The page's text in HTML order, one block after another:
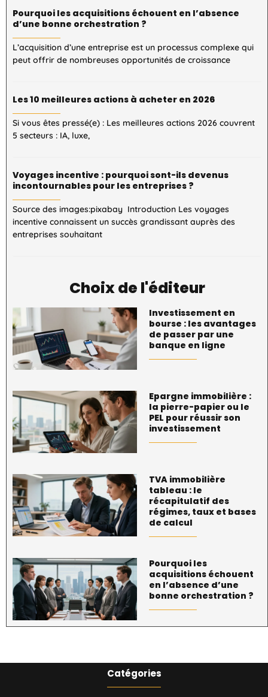
Pourquoi les acquisitions échouent en l’absence
d’une bonne orchestration ?
L’acquisition d’une entreprise est un processus complexe qui
peut offrir de nombreuses opportunités de croissance
Les 10 meilleures actions à acheter en 2026
Si vous êtes pressé(e) : Les meilleures actions 2026 couvrent
5 secteurs : IA, luxe,
Voyages incentive : pourquoi sont-ils devenus
incontournables pour les entreprises ?
Source des images:pixabay Introduction Les voyages
incentive connaissent un succès grandissant auprès des
entreprises souhaitant
Choix de l'éditeur
Investissement en
bourse : les avantages
de passer par une
banque en ligne
Epargne immobilière :
la pierre-papier ou le
PEL pour réussir son
investissement
TVA immobilière
tableau : le
récapitulatif des
régimes, taux et bases
de calcul
Pourquoi les
acquisitions échouent
en l’absence d’une
bonne orchestration ?
Catégories